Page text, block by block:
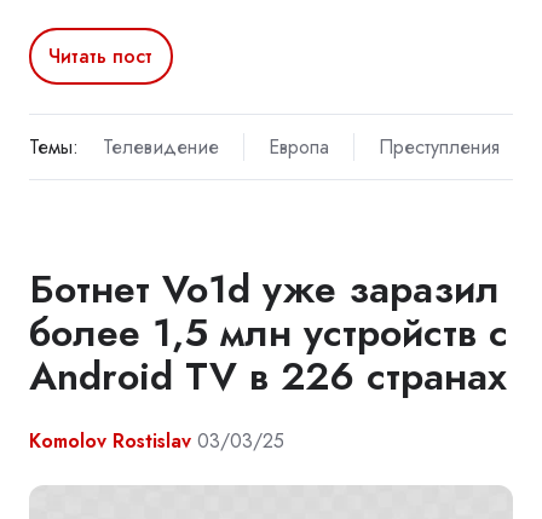
Читать пост
Темы: Телевидение Европа Преступления
Ботнет Vo1d уже заразил
более 1,5 млн устройств с
Android TV в 226 странах
Komolov Rostislav 03/03/25